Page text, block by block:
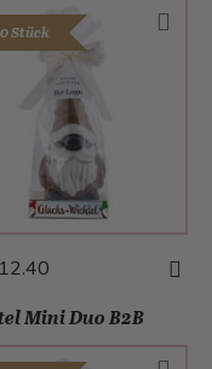
Stück
Mini Duo B2B